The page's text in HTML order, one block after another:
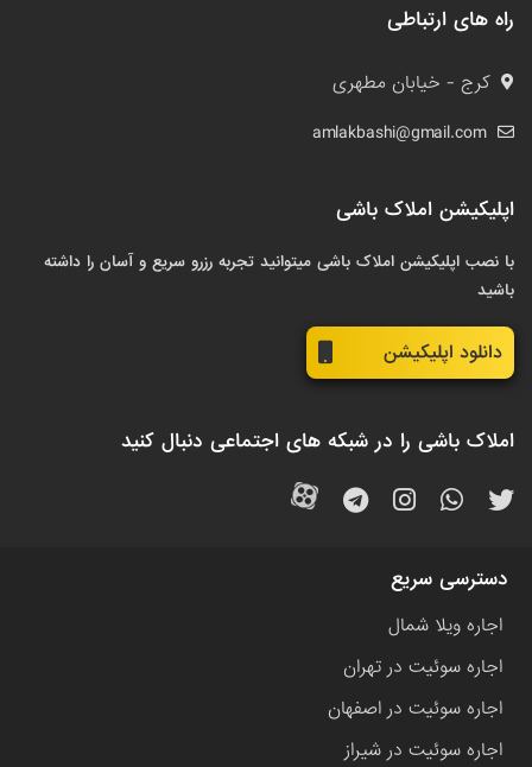
راه های ارتباطی
کرج - خیابان مطهری
amlakbashi@gmail.com
اپلیکیشن املاک باشی
با نصب اپلیکیشن املاک باشی میتوانید تجربه رزرو سریع و آسان را داشته
باشید
دانلود اپلیکیشن
املاک باشی را در شبکه های اجتماعی دنبال کنید
دسترسی سریع
اجاره ویلا شمال
اجاره سوئیت در تهران
اجاره سوئیت در اصفهان
اجاره سوئیت در شیراز